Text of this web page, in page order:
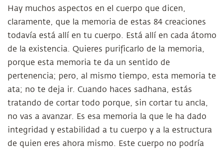
Hay muchos aspectos en el cuerpo que dicen,
claramente, que la memoria de estas 84 creaciones
todavía está allí en tu cuerpo. Está allí en cada átomo
de la existencia. Quieres purificarlo de la memoria,
porque esta memoria te da un sentido de
pertenencia; pero, al mismo tiempo, esta memoria te
ata; no te deja ir. Cuando haces sadhana, estás
tratando de cortar todo porque, sin cortar tu ancla,
no vas a avanzar. Es esa memoria la que le ha dado
integridad y estabilidad a tu cuerpo y a la estructura
de quien eres ahora mismo. Este cuerpo no podría